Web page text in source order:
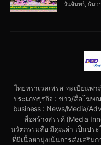
วันจันทร์, ธันว
ไทยทราเวลเพรส ทะเบียนพ
ประเภทธุรกิจ : ข่าว/สื่อโฆษ
business : News/Media/
สื่อสร้างสรรค์ (Media
นวัตกรรมสื่อ มีคุณค่า เป็นประ
ที่มีเนื้อหามุ่งเน้นการส่งเสริม